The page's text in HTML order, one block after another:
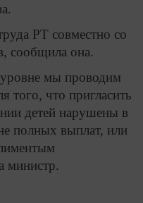
РТ совместно со
сообщила она.
мы проводим
того, что пригласить
детей нарушены в
полных выплат, или
министр.